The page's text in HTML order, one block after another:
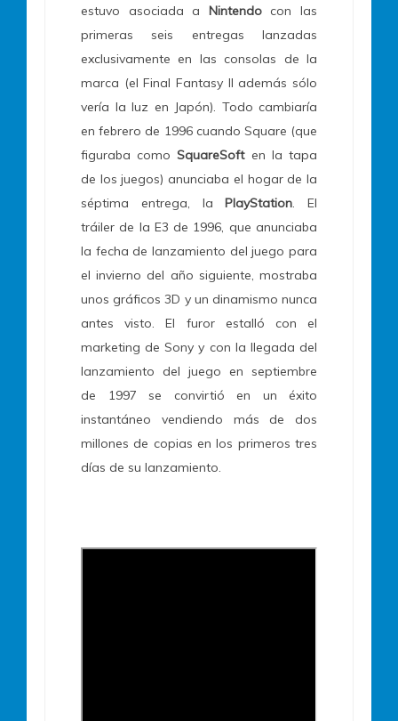
estuvo asociada a Nintendocon las
primeras seis entregas lanzadas
exclusivamente en las consolas de la
marca (el Final Fantasy II además sólo
vería la luz en Japón). Todo cambiaría
en febrero de 1996 cuando Square (que
figuraba comoSquareSoften la tapa
de los juegos) anunciaba el hogar de la
séptima entrega, la PlayStation. El
tráiler de la E3 de 1996, que anunciaba
la fecha de lanzamiento del juego para
el invierno del año siguiente, mostraba
unos gráficos 3D y un dinamismo nunca
antes visto. El furor estalló con el
marketing de Sony y con la llegada del
lanzamiento del juego en septiembre
de 1997 se convirtió en un éxito
instantáneo vendiendo más de dos
millones de copias en los primeros tres
días de su lanzamiento.